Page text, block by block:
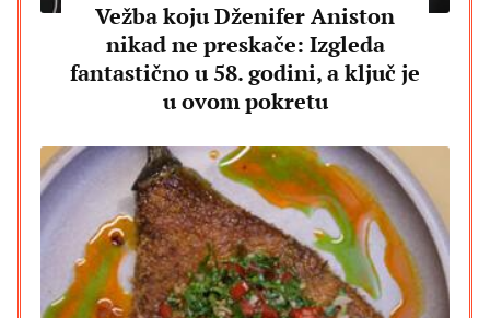
Vežba koju Dženifer Aniston
nikad ne preskače: Izgleda
fantastično u 58. godini, a ključ je
u ovom pokretu